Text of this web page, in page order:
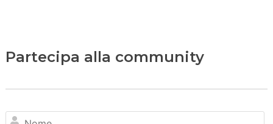
Partecipa alla community